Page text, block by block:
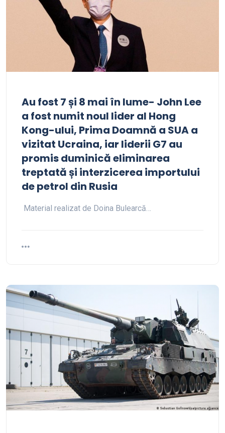
Au fost 7 și 8 mai în lume- John Lee
a fost numit noul lider al Hong
Kong-ului, Prima Doamnă a SUA a
vizitat Ucraina, iar liderii G7 au
promis duminică eliminarea
treptată și interzicerea importului
de petrol din Rusia
Material realizat de Doina Bulearcă…